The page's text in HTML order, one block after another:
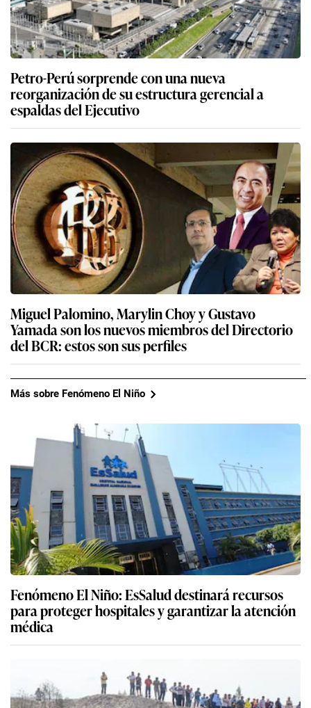
Petro-Perú sorprende con una nueva
reorganización de su estructura gerencial a
espaldas del Ejecutivo
Miguel Palomino, Marylin Choy y Gustavo
Yamada son los nuevos miembros del Directorio
del BCR: estos son sus perfiles
Más sobre Fenómeno El Niño
Fenómeno El Niño: EsSalud destinará recursos
para proteger hospitales y garantizar la atención
médica